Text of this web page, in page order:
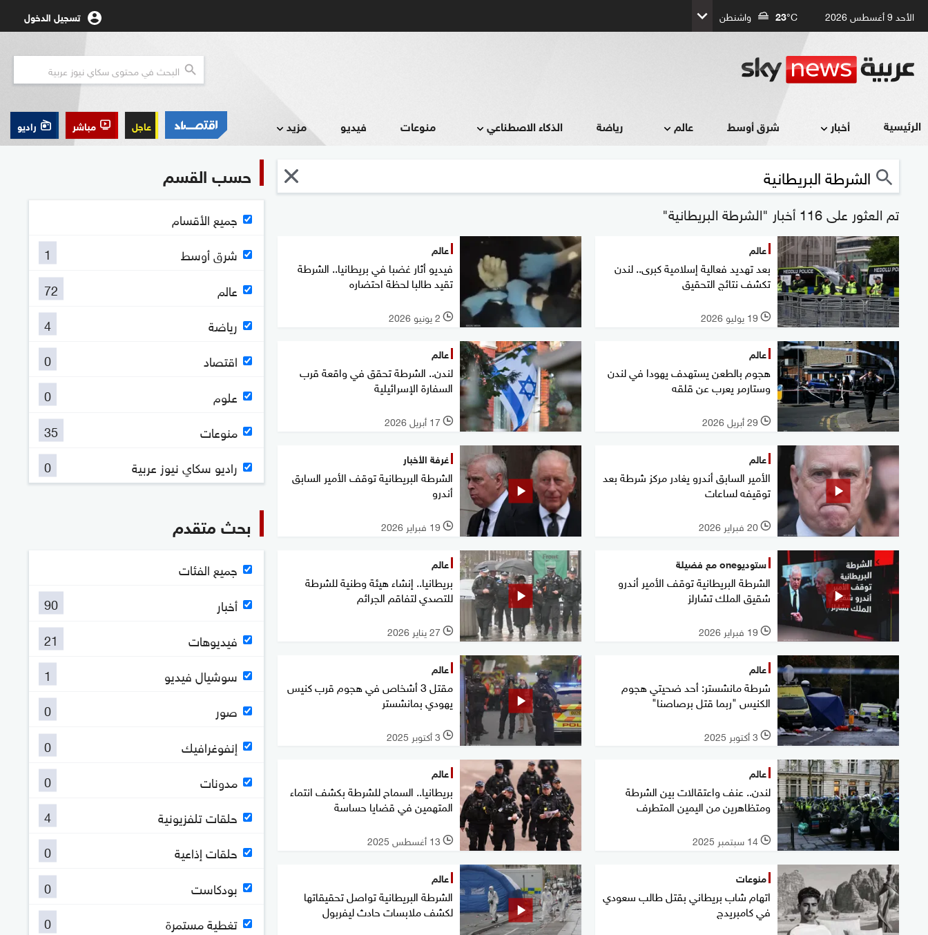
الأحد 9 أغسطس 2026 23°C واشنطن تسجيل الدخول
الرئيسية أخبار شرق أوسط عالم رياضة الذكاء الاصطناعي منوعات فيديو مزيد عاجل مباشر راديو
تم العثور على 116 أخبار "الشرطة البريطانية"
عالم
بعد تهديد فعالية إسلامية كبرى.. لندن
تكشف نتائج التحقيق
l 19 يوليو 2026
عالم
فيديو أثار غضبا في بريطانيا.. الشرطة
تقيد طالبا لحظة احتضاره
l 2 يونيو 2026
عالم
هجوم بالطعن يستهدف يهودا في لندن
وستارمر يعرب عن قلقه
l 29 أبريل 2026
عالم
لندن.. الشرطة تحقق في واقعة قرب
السفارة الإسرائيلية
l 17 أبريل 2026
عالم
الأمير السابق أندرو يغادر مركز شرطة بعد
توقيفه لساعات
l 20 فبراير 2026
غرفة الأخبار
الشرطة البريطانية توقف الأمير السابق
أندرو
l 19 فبراير 2026
ستوديوone مع فضيلة
الشرطة البريطانية توقف الأمير أندرو
شقيق الملك تشارلز
l 19 فبراير 2026
عالم
بريطانيا.. إنشاء هيئة وطنية للشرطة
للتصدي لتفاقم الجرائم
l 27 يناير 2026
عالم
شرطة مانشستر: أحد ضحيتي هجوم
الكنيس "ربما قتل برصاصنا"
l 3 أكتوبر 2025
عالم
مقتل 3 أشخاص في هجوم قرب كنيس
يهودي بمانشستر
l 3 أكتوبر 2025
عالم
لندن.. عنف واعتقالات بين الشرطة
ومتظاهرين من اليمين المتطرف
l 14 سبتمبر 2025
عالم
بريطانيا.. السماح للشرطة بكشف انتماء
المتهمين في قضايا حساسة
l 13 أغسطس 2025
منوعات
اتهام شاب بريطاني بقتل طالب سعودي
في كامبريدج
عالم
الشرطة البريطانية تواصل تحقيقاتها
لكشف ملابسات حادث ليفربول
حسب القسم
جميع الأقسام
شرق أوسط
1
عالم
72
رياضة
4
اقتصاد
0
علوم
0
منوعات
35
راديو سكاي نيوز عربية
0
بحث متقدم
جميع الفئات
أخبار
90
فيديوهات
21
سوشيال فيديو
1
صور
0
إنفوغرافيك
0
مدونات
0
حلقات تلفزيونية
4
حلقات إذاعية
0
بودكاست
0
تغطية مستمرة
0